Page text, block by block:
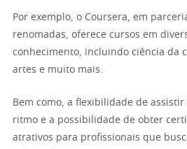
Por exemplo, o Coursera, em
renomadas, oferece cursos em
conhecimento, incluindo ciência da
artes e muito mais.
Bem como, a flexibilidade de
ritmo e a possibilidade de obter
atrativos para profissionais que